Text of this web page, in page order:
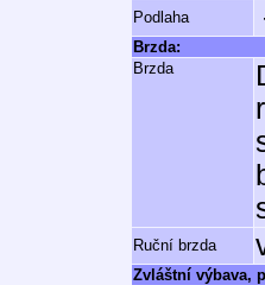
Podlaha
Brzda:
Brzda
Ruční brzda
Zvláštní výbava,